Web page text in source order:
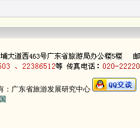
广东省旅游发展研究中心